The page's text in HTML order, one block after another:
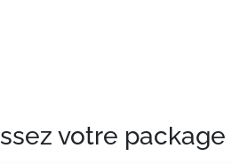
votre package